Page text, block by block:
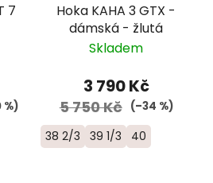
7
%)
Hoka KAHA 3 GTX -
dámská - žlutá
Skladem
3 790 Kč
5 750 Kč (–34 %)
38 2/3 39 1/3 40